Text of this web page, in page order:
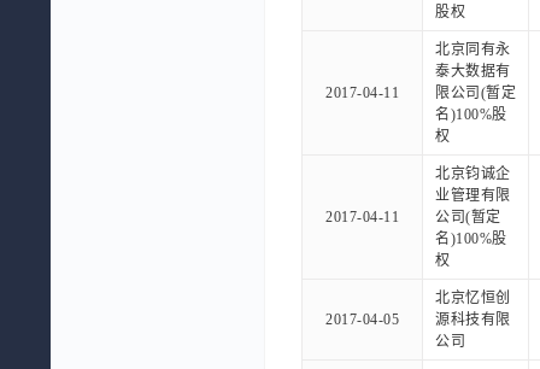
股权
2017-04-11
北京同有永
泰大数据有
限公司(暂定
名)100%股
权
2017-04-11
北京钧诚企
业管理有限
公司(暂定
名)100%股
权
2017-04-05
北京忆恒创
源科技有限
公司